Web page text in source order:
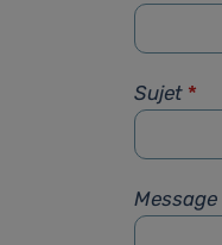
Sujet *
Message